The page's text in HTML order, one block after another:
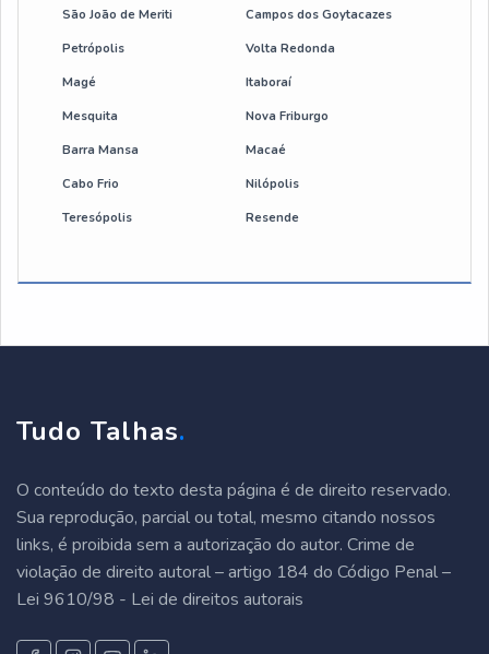
guindaste giratório
São João de Meriti Campos dos Goytacazes
Petrópolis Volta Redonda
Magé Itaboraí
Mesquita Nova Friburgo
Barra Mansa Macaé
Cabo Frio Nilópolis
Teresópolis Resende
Tudo Talhas.
O conteúdo do texto desta página é de direito reservado.
Sua reprodução, parcial ou total, mesmo citando nossos
links, é proibida sem a autorização do autor. Crime de
violação de direito autoral – artigo 184 do Código Penal –
Lei 9610/98 - Lei de direitos autorais